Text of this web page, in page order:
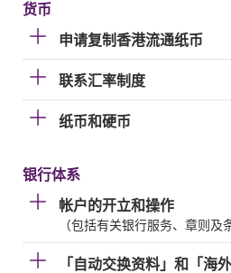
货币
申请复制香港流通纸币
联系汇率制度
纸币和硬币
银行体系
帐户的开立和操作
（包括有关银行服务、章则及
「自动交换资料」和「海